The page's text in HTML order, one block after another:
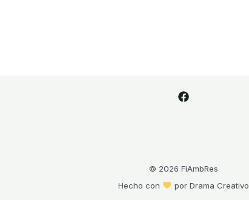
© 2026 FiAmbRes
Hecho con
por Drama Creativo